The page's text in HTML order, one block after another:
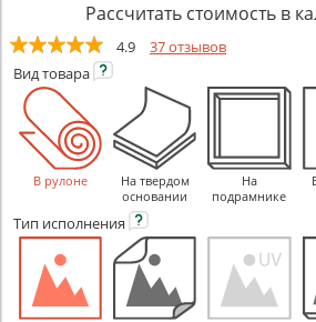
Рассчитать стоимость в
4.9
37 отзывов
Видтовара
В рулоне
На твердом
основании
На
подрамнике
Тип исполнения